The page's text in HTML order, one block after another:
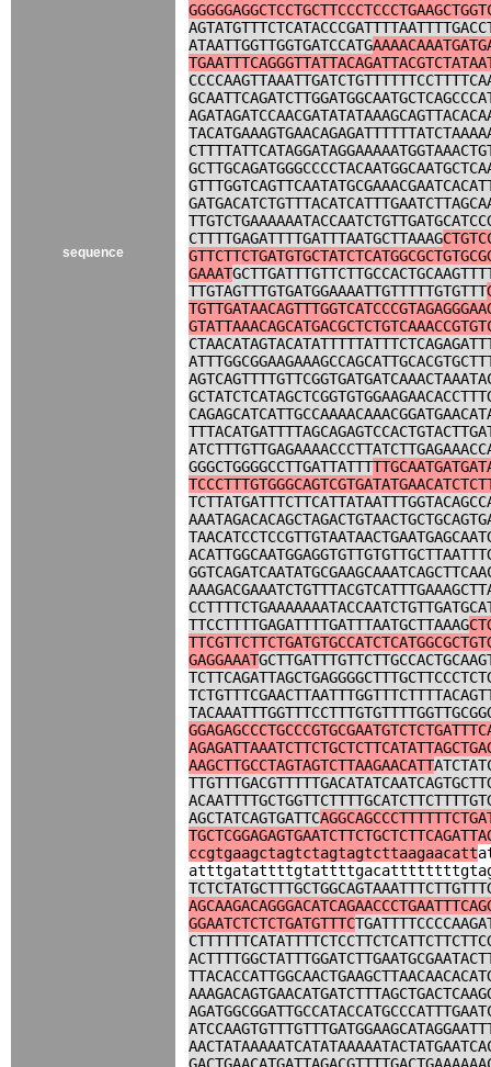
sequence
ATAATTGGTTGGTGATCCATG
CTTTTGAGATTTTGATTTAATGCTTAAAG
GAAAT
TTGTAGTTTGTGATGGAAAATTGTTTTTGTGTTT
GGGCTGGGGCCTTGATTATTT
TTCCTTTTGAGATTTTGATTTAATGCTTAAAG
GAGGAAAT
AAGCTTGCCTAGTAGTCTTAAGAACATT
AGCTATCAGTGATTC
ccgtgaagctagtctagtagtcttaagaacatt
GGAATCTCTCTGATGTTTC